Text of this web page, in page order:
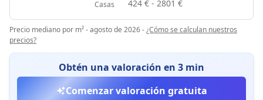
Casas 424 € - 2801 €
Precio mediano por m² - agosto de 2026-¿Cómo se calculan nuestros
precios?
Obtén una valoración en 3 min
Comenzar valoración gratuita